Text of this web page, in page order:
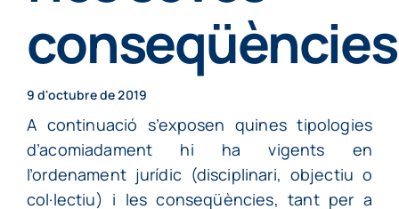
Continguts
Cita prèvia
conseqüències
9 d'octubre de 2019
A continuació s’exposen quines tipologies
d’acomiadament hi ha vigents en
l’ordenament jurídic (disciplinari, objectiu o
col·lectiu) i les conseqüències, tant per a